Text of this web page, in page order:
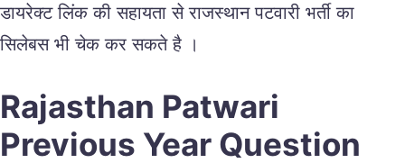
डायरेक्ट लिंक की सहायता से राजस्थान पटवारी भर्ती का
सिलेबस भी चेक कर सकते है ।
Rajasthan Patwari
Previous Year Question